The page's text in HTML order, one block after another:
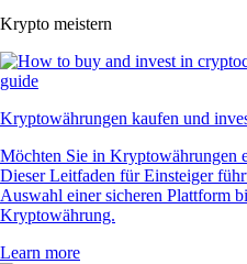
Krypto meistern
Kryptowährungen kaufen und
Möchten Sie in Kryptowährungen
Dieser Leitfaden für Einsteiger
Auswahl einer sicheren Plattform
Kryptowährung.
Learn more